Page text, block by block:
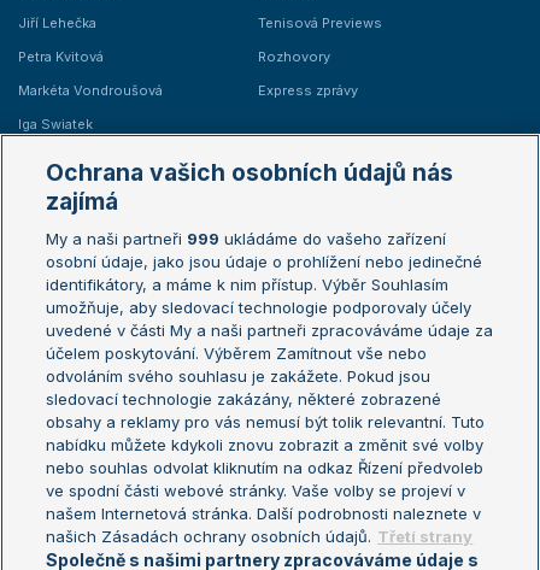
Jiří Lehečka
Petra Kvitová
Markéta Vondroušová
Iga Swiatek
Tenisová Previews
Rozhovory
Express zprávy
Žebříčky
Žebříček ATP (muži)
Žebříček WTA (ženy)
Sázkařský žebříček
Australian Open
French Open
Wimbledon
US Open
Turnaj mistrů
Turnaj mistryň
Aktualní trendy
Fotbalové přestupy
Livesport Daily
LS Prague Open
Ochrana vašich osobních údajů nás
zajímá
My a naši partneři 999 ukládáme do vašeho zařízení
osobní údaje, jako jsou údaje o prohlížení nebo jedinečné
identifikátory, a máme k nim přístup. Výběr Souhlasím
umožňuje, aby sledovací technologie podporovaly účely
uvedené v části My a naši partneři zpracováváme údaje za
účelem poskytování. Výběrem Zamítnout vše nebo
odvoláním svého souhlasu je zakážete. Pokud jsou
sledovací technologie zakázány, některé zobrazené
obsahy a reklamy pro vás nemusí být tolik relevantní. Tuto
nabídku můžete kdykoli znovu zobrazit a změnit své volby
nebo souhlas odvolat kliknutím na odkaz Řízení předvoleb
ve spodní části webové stránky. Vaše volby se projeví v
našem Internetová stránka. Další podrobnosti naleznete v
našich Zásadách ochrany osobních údajů. Třetí strany
Společně s našimi partnery zpracováváme údaje s